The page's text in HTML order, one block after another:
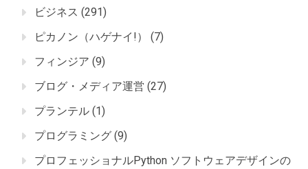
ビジネス (291)
ピカノン（ハゲナイ!）
(7)
フィンジア (9)
ブログ・メディア運営 (27)
プランテル (1)
プログラミング (9)
プロフェッショナルPython ソフトウェアデザインの